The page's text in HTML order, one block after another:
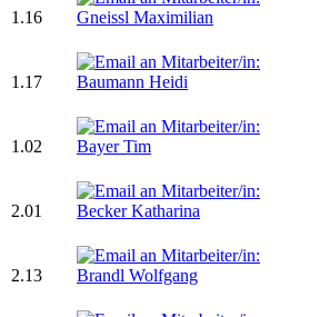
1.16
1.17
1.02
2.01
2.13